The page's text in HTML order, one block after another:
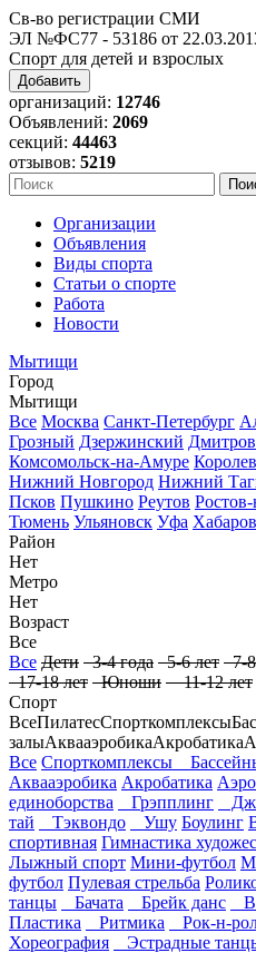
Св-во регистрации СМИ
ЭЛ №ФС77 - 53186 от
Спорт для детей и взрослых
Добавить
организаций: 12746
Объявлений: 2069
секций: 44463
отзывов: 5219
Организации
Объявления
Виды спорта
Статьи о спорте
Работа
Новости
Мытищи
Город
Мытищи
Все Москва Санкт-Петербург
Грозный Дзержинский Дмитров
Комсомольск-на-Амуре Королев
Нижний Новгород Нижний
Псков Пушкино Реутов
Тюмень Ульяновск Уфа
Район
Нет
Метро
Нет
Возраст
Все
Все Дети 3-4 года 5-6 лет 7-8
17-18 лет Юноши 11-12 лет
Спорт
ВсеПилатесСпорткомплексы
залыАквааэробикаАкробатика
Все Спорткомплексы
Аквааэробика Акробатика
единоборства
Грэпплинг
тай
Тэквондо Ушу Боулинг
спортивная Гимнастика
Лыжный спорт Мини-футбол
футбол Пулевая стрельба
танцы
Бачата Брейк данс
Пластика
Ритмика Рок-н-
Хореография
Эстрадные